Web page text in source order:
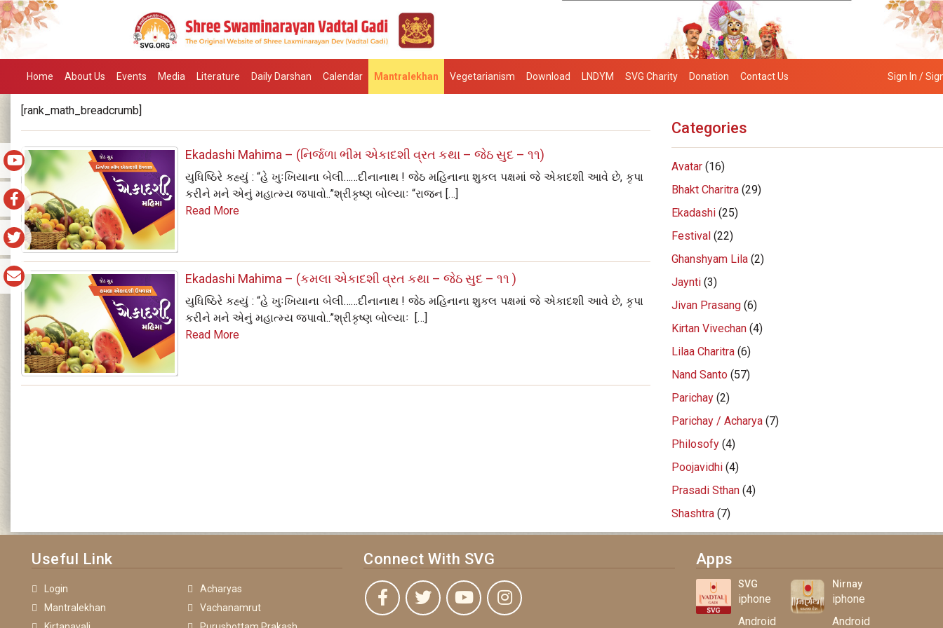
Home About Us Events Media Literature Daily Darshan Calendar Mantralekhan Vegetarianism Download LNDYM SVG Charity Donation Contact Us Sign In /
[rank_math_breadcrumb]
Ekadashi Mahima – (નિર્જળા ભીમ એકાદશી વ્રત કથા – જેઠ સુદ – ૧૧)
યુધિષ્ઠિરે કહ્યું : “હે ખુઃખિયાના બેલી……દીનાનાથ ! જેઠ મહિનાના શુકલ પક્ષમાં જે એકાદશી આવે છે, કૃપા
કરીને મને એનું મહાત્‍મ્‍ય જપાવો..”શ્રીકૃષ્‍ણ બોલ્‍યાઃ “રાજન […]
Read More
Ekadashi Mahima – (કમલા એકાદશી વ્રત કથા – જેઠ સુદ – ૧૧ )
યુધિષ્ઠિરે કહ્યું : “હે ખુઃખિયાના બેલી……દીનાનાથ ! જેઠ મહિનાના શુકલ પક્ષમાં જે એકાદશી આવે છે, કૃપા
કરીને મને એનું મહાત્‍મ્‍ય જપાવો..”શ્રીકૃષ્‍ણ બોલ્‍યાઃ […]
Read More
Categories
Avatar(16)
Bhakt Charitra(29)
Ekadashi(25)
Festival(22)
Ghanshyam Lila(2)
Jaynti(3)
Jivan Prasang(6)
Kirtan Vivechan(4)
Lilaa Charitra(6)
Nand Santo(57)
Parichay(2)
Parichay / Acharya(7)
Philosofy(4)
Poojavidhi(4)
Prasadi Sthan(4)
Shashtra(7)
Useful Link
Login
Acharyas
Mantralekhan
Vachanamrut
Connect With SVG Apps
SVG
iphone
Android
Nirnay
iphone
Android